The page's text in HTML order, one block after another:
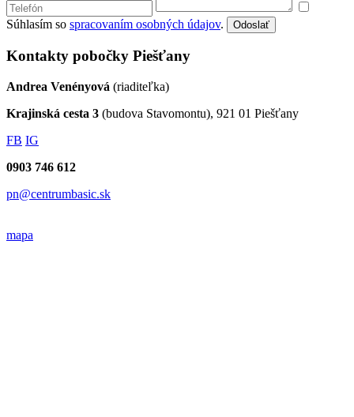
Súhlasím so spracovaním osobných údajov. Odoslať
Kontakty pobočky Piešťany
Andrea Venényová (riaditeľka)
Krajinská cesta 3 (budova Stavomontu), 921 01 Piešťany
FB IG
0903 746 612
pn@centrumbasic.sk
mapa